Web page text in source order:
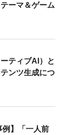
ーマ＆ゲーム
ティブAI）と
ンツ生成につ
例】「一人前